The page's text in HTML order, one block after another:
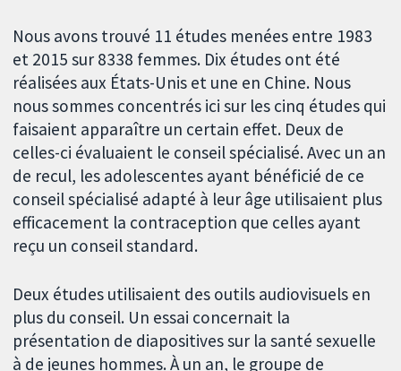
Nous avons trouvé 11 études menées entre 1983
et 2015 sur 8338 femmes. Dix études ont été
réalisées aux États-Unis et une en Chine. Nous
nous sommes concentrés ici sur les cinq études qui
faisaient apparaître un certain effet. Deux de
celles-ci évaluaient le conseil spécialisé. Avec un an
de recul, les adolescentes ayant bénéficié de ce
conseil spécialisé adapté à leur âge utilisaient plus
efficacement la contraception que celles ayant
reçu un conseil standard.
Deux études utilisaient des outils audiovisuels en
plus du conseil. Un essai concernait la
présentation de diapositives sur la santé sexuelle
à de jeunes hommes. À un an, le groupe de